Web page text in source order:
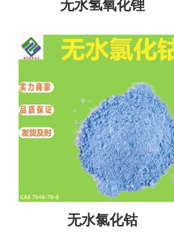
无水氢氧化锂
无水氯化钴